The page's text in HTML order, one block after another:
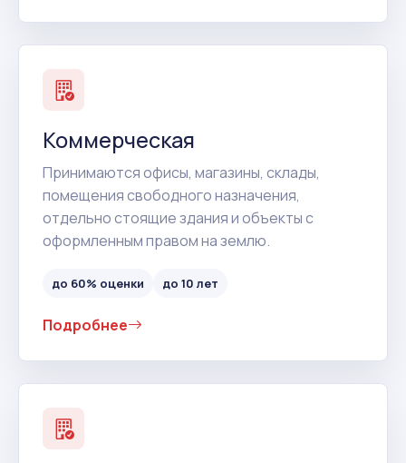
Коммерческая
Принимаются офисы, магазины, склады,
помещения свободного назначения,
отдельно стоящие здания и объекты с
оформленным правом на землю.
до 60% оценки до 10 лет
Подробнее